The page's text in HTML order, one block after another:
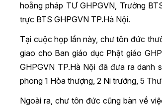
hoằng pháp TƯ GHPGVN, Trưởng
trực BTS GHPGVN TP.Hà Nội.
Tại cuộc họp lần này, chư tôn đức
giao cho Ban giáo dục Phật giáo
GHPGVN TP.Hà Nội đã đưa ra danh
phong 1 Hòa thượng, 2 Ni trưởng, 5
Ngoài ra, chư tôn đức cũng bàn về